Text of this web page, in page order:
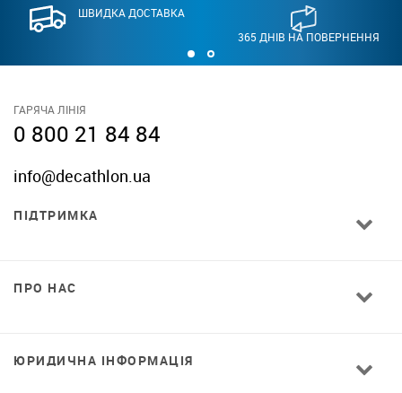
ШВИДКА ДОСТАВКА
365 ДНІВ НА ПОВЕРНЕННЯ
ГАРЯЧА ЛІНІЯ
0 800 21 84 84
info@decathlon.ua
ПІДТРИМКА
ПРО НАС
ЮРИДИЧНА ІНФОРМАЦІЯ